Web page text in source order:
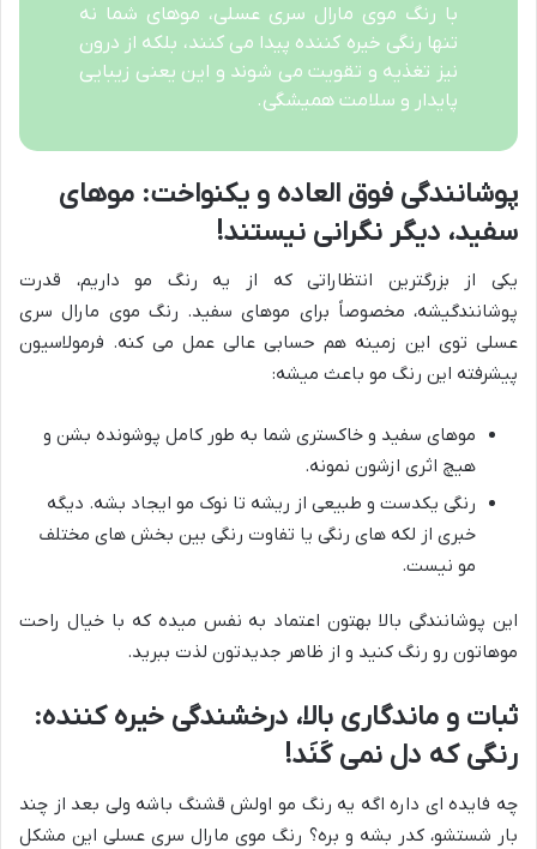
با رنگ موی مارال سری عسلی، موهای شما نه
تنها رنگی خیره کننده پیدا می کنند، بلکه از درون
نیز تغذیه و تقویت می شوند و این یعنی زیبایی
پایدار و سلامت همیشگی.
پوشانندگی فوق العاده و یکنواخت: موهای
سفید، دیگر نگرانی نیستند!
یکی از بزرگترین انتظاراتی که از یه رنگ مو داریم، قدرت
پوشانندگیشه، مخصوصاً برای موهای سفید. رنگ موی مارال سری
عسلی توی این زمینه هم حسابی عالی عمل می کنه. فرمولاسیون
پیشرفته این رنگ مو باعث میشه:
موهای سفید و خاکستری شما به طور کامل پوشونده بشن و
هیچ اثری ازشون نمونه.
رنگی یکدست و طبیعی از ریشه تا نوک مو ایجاد بشه. دیگه
خبری از لکه های رنگی یا تفاوت رنگی بین بخش های مختلف
مو نیست.
این پوشانندگی بالا بهتون اعتماد به نفس میده که با خیال راحت
موهاتون رو رنگ کنید و از ظاهر جدیدتون لذت ببرید.
ثبات و ماندگاری بالا، درخشندگی خیره کننده:
رنگی که دل نمی کَنَد!
چه فایده ای داره اگه یه رنگ مو اولش قشنگ باشه ولی بعد از چند
بار شستشو، کدر بشه و بره؟ رنگ موی مارال سری عسلی این مشکل